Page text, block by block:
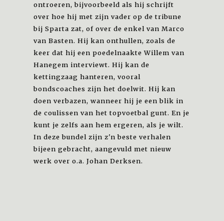
ontroeren, bijvoorbeeld als hij schrijft
over hoe hij met zijn vader op de tribune
bij Sparta zat, of over de enkel van Marco
van Basten. Hij kan onthullen, zoals de
keer dat hij een poedelnaakte Willem van
Hanegem interviewt. Hij kan de
kettingzaag hanteren, vooral
bondscoaches zijn het doelwit. Hij kan
doen verbazen, wanneer hij je een blik in
de coulissen van het topvoetbal gunt. En je
kunt je zelfs aan hem ergeren, als je wilt.
In deze bundel zijn z'n beste verhalen
bijeen gebracht, aangevuld met nieuw
werk over o.a. Johan Derksen.